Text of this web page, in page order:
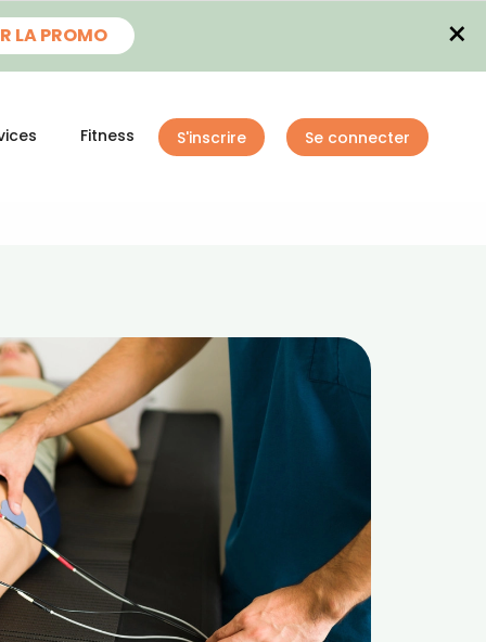
LA PROMO ×
Fitness S'inscrire Se connecter